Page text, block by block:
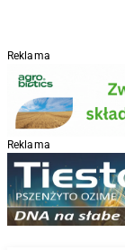
Reklama
Reklama